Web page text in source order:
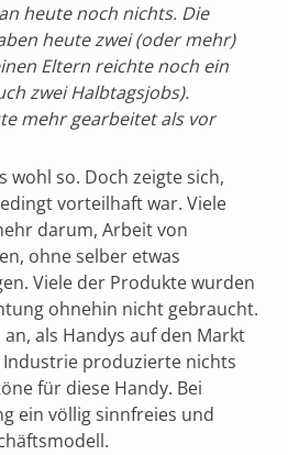
heute noch nichts. Die
heute zwei (oder mehr)
Eltern reichte noch ein
zwei Halbtagsjobs).
mehr gearbeitet als vor
wohl so. Doch zeigte sich,
vorteilhaft war. Viele
darum, Arbeit von
ohne selber etwas
Viele der Produkte wurden
ohnehin nicht gebraucht.
als Handys auf den Markt
Industrie produzierte nichts
für diese Handy. Bei
ein völlig sinnfreies und